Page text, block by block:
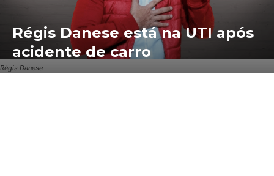
Régis Danese
Régis Danese está na UTI após
acidente de carro